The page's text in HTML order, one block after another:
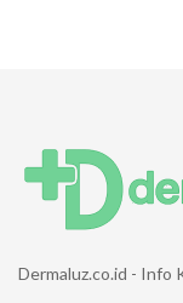
Dermaluz.co.id - Info